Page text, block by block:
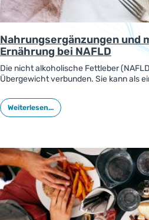
Nahrungsergänzungen und
Ernährung bei NAFLD
Die nicht alkoholische Fettleber
Übergewicht verbunden. Sie kann als
metabolischen Syndroms in der Leber
gesunder Ernährung und
verbessern, wie eine Studie zeigt.
Weiterlesen...